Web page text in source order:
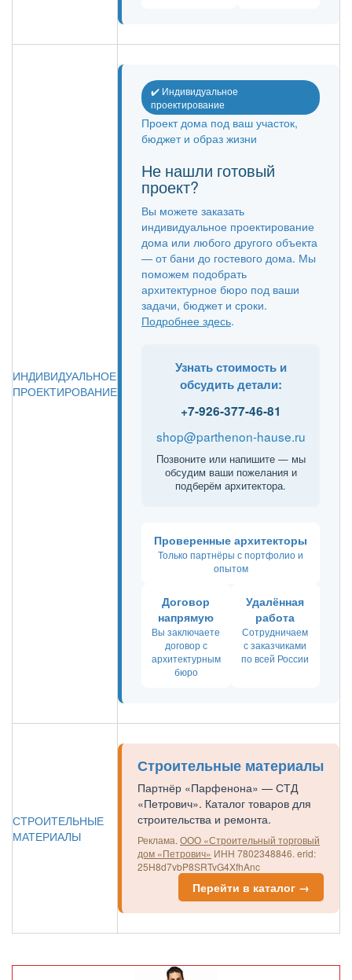
ИНДИВИДУАЛЬНОЕ
ПРОЕКТИРОВАНИЕ
✔️ Индивидуальное
проектирование
Проект дома под ваш участок,
бюджет и образ жизни
Не нашли готовый
проект?
Вы можете заказать
индивидуальное проектирование
дома или любого другого объекта
— от бани до гостевого дома. Мы
поможем подобрать
архитектурное бюро под ваши
задачи, бюджет и сроки.
Подробнее здесь.
Узнать стоимость и
обсудить детали:
+7-926-377-46-81
shop@parthenon-hause.ru
Позвоните или напишите — мы
обсудим ваши пожелания и
подберём архитектора.
Проверенные архитекторы
Только партнёры с портфолио и
опытом
Договор
напрямую
Вы заключаете
договор с
архитектурным
бюро
Удалённая
работа
Сотрудничаем
с заказчиками
по всей России
СТРОИТЕЛЬНЫЕ
МАТЕРИАЛЫ
Строительные материалы
Партнёр «Парфенона» — СТД
«Петрович». Каталог товаров для
строительства и ремонта.
Реклама. ООО «Строительный торговый
дом «Петрович» ИНН 7802348846. erid:
25H8d7vbP8SRTvG4XfhAnc
Перейти в каталог →